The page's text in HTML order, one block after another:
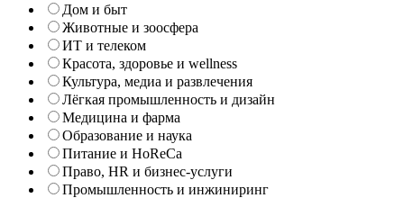
Дом и быт
Животные и зоосфера
ИТ и телеком
Красота, здоровье и wellness
Культура, медиа и развлечения
Лёгкая промышленность и дизайн
Медицина и фарма
Образование и наука
Питание и HoReCa
Право, HR и бизнес-услуги
Промышленность и инжиниринг